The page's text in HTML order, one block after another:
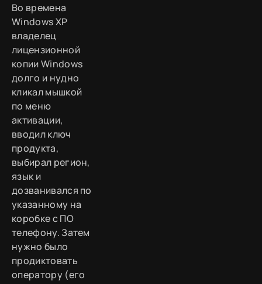
Во времена
Windows XP
владелец
лицензионной
копии Windows
долго и нудно
кликал мышкой
по меню
активации,
вводил ключ
продукта,
выбирал регион,
язык и
дозванивался по
указанному на
коробке с ПО
телефону. Затем
нужно было
продиктовать
оператору (его